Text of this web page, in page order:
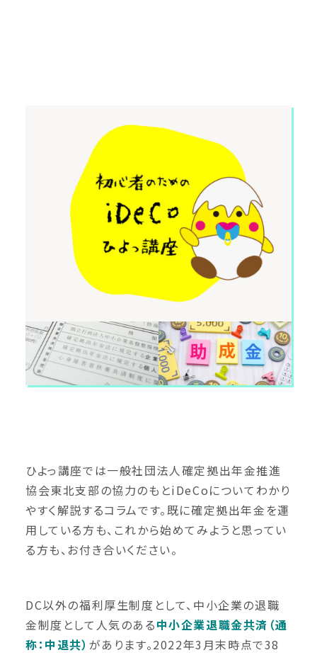
ひよっ講座では一般社団法人確定拠出年金推進
協会東北支部の協力のもとiDeCoについてわかり
やすく解説するコラムです。既に確定拠出年金を運
用している方も、これから始めてみようと思ってい
る方も、お付き合いください。
DC以外の福利厚生制度として、中小企業の退職
金制度として人気のある中小企業退職金共済（通
称：中退共） があります。2022年3月末時点で38